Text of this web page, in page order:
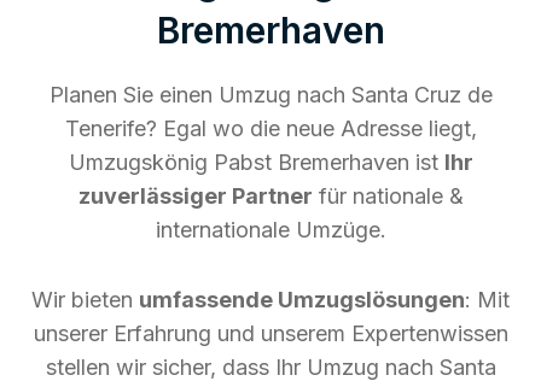
Bremerhaven
Planen Sie einen Umzug nach Santa Cruz de
Tenerife? Egal wo die neue Adresse liegt,
Umzugskönig Pabst Bremerhaven ist Ihr
zuverlässiger Partner für nationale &
internationale Umzüge.
Wir bieten umfassende Umzugslösungen: Mit
unserer Erfahrung und unserem Expertenwissen
stellen wir sicher, dass Ihr Umzug nach Santa